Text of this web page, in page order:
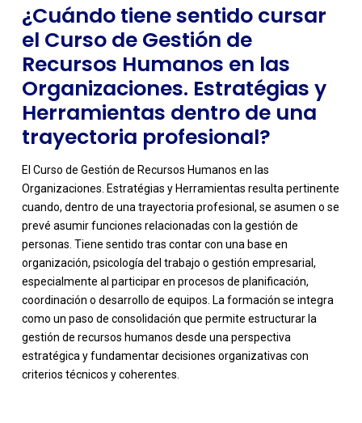
¿Cuándo tiene sentido cursar
el Curso de Gestión de
Recursos Humanos en las
Organizaciones. Estratégias y
Herramientas dentro de una
trayectoria profesional?
El Curso de Gestión de Recursos Humanos en las
Organizaciones. Estratégias y Herramientas resulta pertinente
cuando, dentro de una trayectoria profesional, se asumen o se
prevé asumir funciones relacionadas con la gestión de
personas. Tiene sentido tras contar con una base en
organización, psicología del trabajo o gestión empresarial,
especialmente al participar en procesos de planificación,
coordinación o desarrollo de equipos. La formación se integra
como un paso de consolidación que permite estructurar la
gestión de recursos humanos desde una perspectiva
estratégica y fundamentar decisiones organizativas con
criterios técnicos y coherentes.